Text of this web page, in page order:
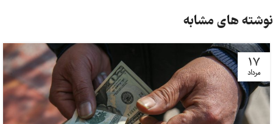
نوشته های مشابه
17
مرداد